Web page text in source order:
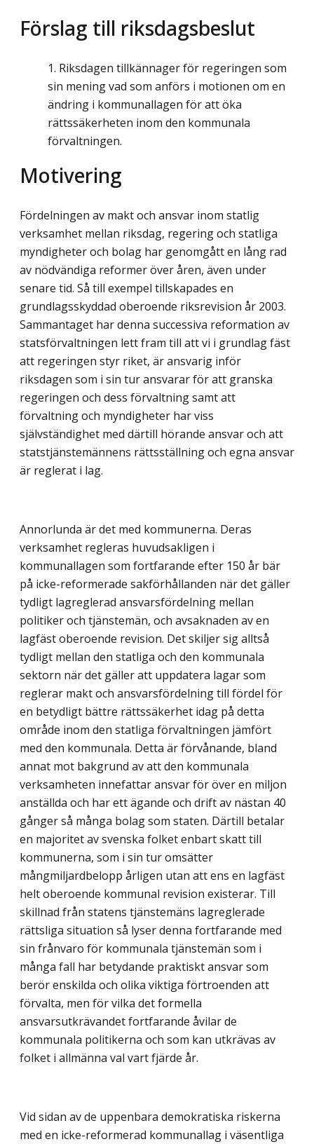
Förslag till riksdagsbeslut
Riksdagen tillkännager för regeringen som
sin mening vad som anförs i motionen om en
ändring i kommunallagen för att öka
rättssäkerheten inom den kommunala
förvaltningen.
Motivering
Fördelningen av makt och ansvar inom statlig
verksamhet mellan riksdag, regering och statliga
myndigheter och bolag har genomgått en lång rad
av nödvändiga reformer över åren, även under
senare tid. Så till exempel tillskapades en
grundlagsskyddad oberoende riksrevision år 2003.
Sammantaget har denna successiva reformation av
statsförvaltningen lett fram till att vi i grundlag fäst
att regeringen styr riket, är ansvarig inför
riksdagen som i sin tur ansvarar för att granska
regeringen och dess förvaltning samt att
förvaltning och myndigheter har viss
självständighet med därtill hörande ansvar och att
statstjänstemännens rättsställning och egna ansvar
är reglerat i lag.
Annorlunda är det med kommunerna. Deras
verksamhet regleras huvudsakligen i
kommunallagen som fortfarande efter 150 år bär
på icke-reformerade sakförhållanden när det gäller
tydligt lagreglerad ansvarsfördelning mellan
politiker och tjänstemän, och avsaknaden av en
lagfäst oberoende revision. Det skiljer sig alltså
tydligt mellan den statliga och den kommunala
sektorn när det gäller att uppdatera lagar som
reglerar makt och ansvarsfördelning till fördel för
en betydligt bättre rättssäkerhet idag på detta
område inom den statliga förvaltningen jämfört
med den kommunala. Detta är förvånande, bland
annat mot bakgrund av att den kommunala
verksamheten innefattar ansvar för över en miljon
anställda och har ett ägande och drift av nästan 40
gånger så många bolag som staten. Därtill betalar
en majoritet av svenska folket enbart skatt till
kommunerna, som i sin tur omsätter
mångmiljardbelopp årligen utan att ens en lagfäst
helt oberoende kommunal revision existerar. Till
skillnad från statens tjänstemäns lagreglerade
rättsliga situation så lyser denna fortfarande med
sin frånvaro för kommunala tjänstemän som i
många fall har betydande praktiskt ansvar som
berör enskilda och olika viktiga förtroenden att
förvalta, men för vilka det formella
ansvarsutkrävandet fortfarande åvilar de
kommunala politikerna och som kan utkrävas av
folket i allmänna val vart fjärde år.
Vid sidan av de uppenbara demokratiska riskerna
med en icke-reformerad kommunallag i väsentliga